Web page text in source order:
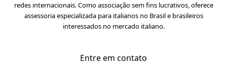
redes internacionais. Como associação sem fins lucrativos, oferece
assessoria especializada para italianos no Brasil e brasileiros
interessados no mercado italiano.
Entre em contato